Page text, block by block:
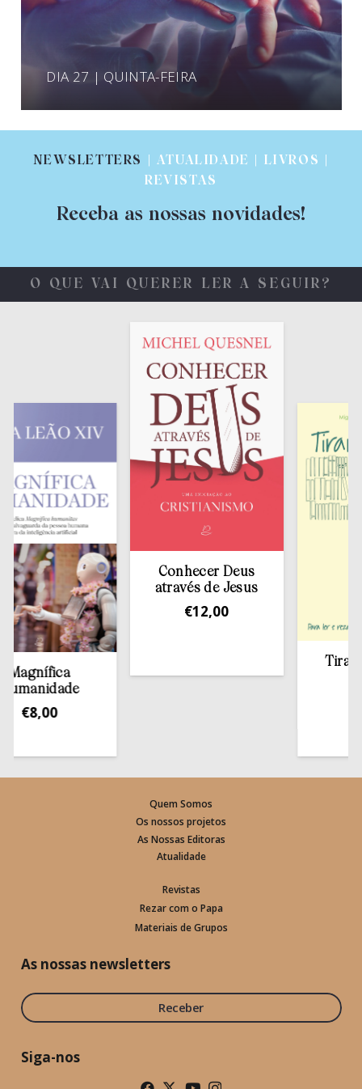
DIA 27 | QUINTA-FEIRA
NEWSLETTERS
| ATUALIDADE | LIVROS |
REVISTAS
Receba as nossas novidades!
O QUE VAI QUERER LER A SEGUIR?
8,00
Conhecer Deus
através de Jesus
12,00
Tirar a
Quem Somos
Os nossos projetos
As Nossas Editoras
Atualidade
Revistas
Rezar com o Papa
Materiais de Grupos
As nossas newsletters
Receber
Siga-nos